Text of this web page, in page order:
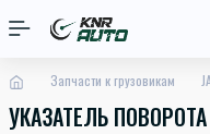
Запчасти к грузовикам
УКАЗАТЕЛЬ